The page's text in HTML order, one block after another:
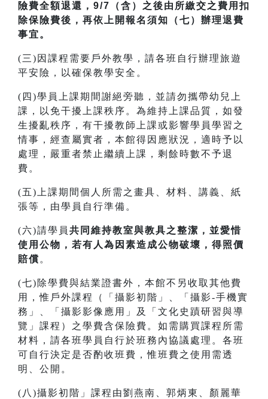
險費全額退還，9/7（含）之後由所繳交之費用扣
除保險費後，再依上開報名須知（七）辦理退費
事宜。
(三)因課程需要戶外教學，請各班自行辦理旅遊
平安險，以確保教學安全。
(四)學員上課期間謝絕旁聽，並請勿攜帶幼兒上
課，以免干擾上課秩序。為維持上課品質，如發
生擾亂秩序，有干擾教師上課或影響學員學習之
情事，經查屬實者，本館得因應狀況，適時予以
處理，嚴重者禁止繼續上課，剩餘時數不予退
費。
(五)上課期間個人所需之畫具、材料、講義、紙
張等，由學員自行準備。
(六)請學員 共同維持教室與教具之整潔，並愛惜
使用公物，若有人為因素造成公物破壞，得照價
賠償。
(七)除學費與結業證書外，本館不另收取其他費
用，惟戶外課程（「攝影初階」、「攝影-手機實
務」、「攝影影像應用」及「文化史蹟研習與導
覽」課程）之學費含保險費。如需購買課程所需
材料，請各班學員自行於班務內協議處理。各班
可自行決定是否酌收班費，惟班費之使用需透
明、公開。
(八)攝影初階」課程由劉燕南、郭炳東、顏麗華